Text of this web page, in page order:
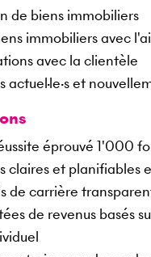
de biens immobiliers
immobiliers avec
avec la clientèle
actuel·le·s et
éprouvé 1'000
claires et planifiables
de carrière
de revenus basés